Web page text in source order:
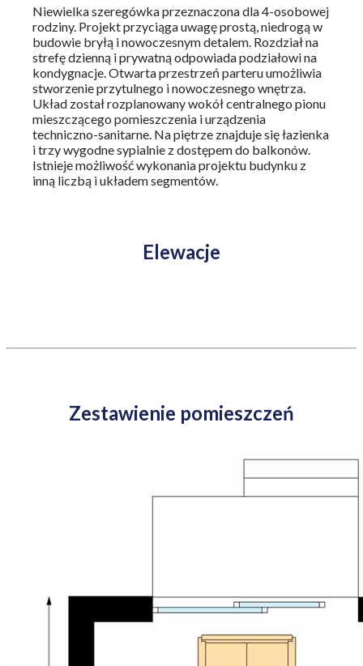
Niewielka szeregówka przeznaczona dla 4-osobowej
rodziny. Projekt przyciąga uwagę prostą, niedrogą w
budowie bryłą i nowoczesnym detalem. Rozdział na
strefę dzienną i prywatną odpowiada podziałowi na
kondygnacje. Otwarta przestrzeń parteru umożliwia
stworzenie przytulnego i nowoczesnego wnętrza.
Układ został rozplanowany wokół centralnego pionu
mieszczącego pomieszczenia i urządzenia
techniczno-sanitarne. Na piętrze znajduje się łazienka
i trzy wygodne sypialnie z dostępem do balkonów.
Istnieje możliwość wykonania projektu budynku z
inną liczbą i układem segmentów.
Elewacje
Zestawienie pomieszczeń